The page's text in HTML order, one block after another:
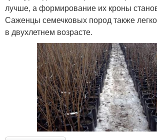
лучше, а формирование их кроны
Саженцы семечковых пород также
в двухлетнем возрасте.